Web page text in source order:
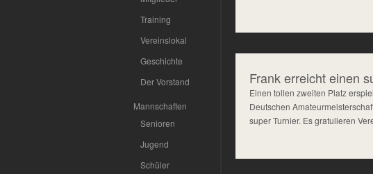
Training
Vereinslokal
Geschichte
Der Vorstand
Mannschaften
Senioren
Jugend
Schüler
Frank erreicht einen
Einen tollen zweiten Platz
Deutschen
super Turnier. Es gratulieren